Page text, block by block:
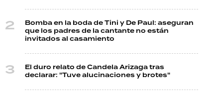
Bomba en la boda de Tini y De Paul: aseguran
que los padres de la cantante no están
invitados al casamiento
El duro relato de Candela Arizaga tras
declarar: "Tuve alucinaciones y brotes"